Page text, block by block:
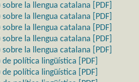
la llengua catalana [PDF]
la llengua catalana [PDF]
la llengua catalana [PDF]
la llengua catalana [PDF]
la llengua catalana [PDF]
política lingüística [PDF]
política lingüística [PDF]